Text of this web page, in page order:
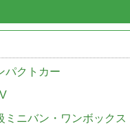
パクトカー
ミニバン・ワンボックス